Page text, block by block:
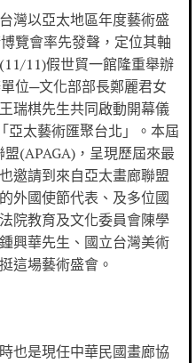
灣以亞太地區年度藝術盛
覽會率先發聲，定位其軸
11)假世貿一館隆重舉辦
位─文化部部長鄭麗君女
瑞棋先生共同啟動開幕儀
亞太藝術匯聚台北」。本屆
(APAGA)，呈現歷屆來最
邀請到來自亞太畫廊聯盟
外國使節代表、及多位國
院教育及文化委員會陳學
興華先生、國立台灣美術
這場藝術盛會。
也是現任中華民國畫廊協